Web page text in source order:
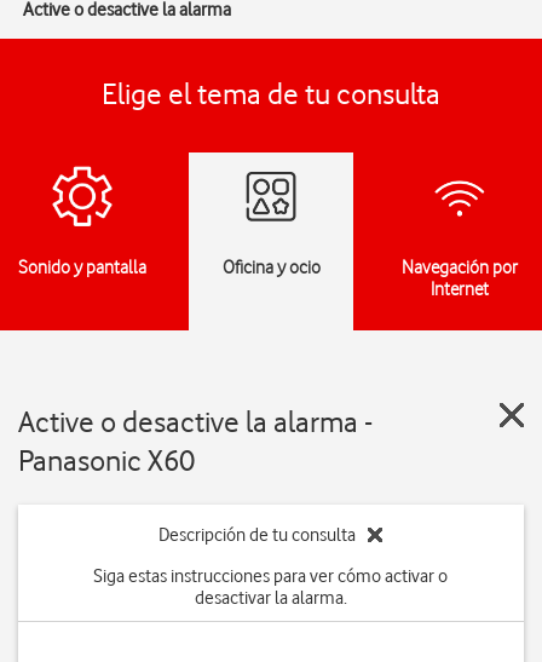
Active o desactive la alarma
Elige el tema de tu consulta
Sonido y pantalla Oficina y ocio
Navegación por
Internet
Active o desactive la alarma -
Panasonic X60
Descripción de tu consulta
Siga estas instrucciones para ver cómo activar o
desactivar la alarma.